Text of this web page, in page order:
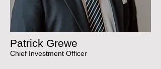
Patrick Grewe
Chief Investment Officer